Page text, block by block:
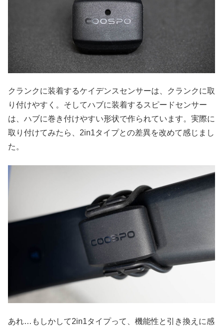
クランクに装着するケイデンスセンサーは、クランクに取
り付けやすく。そしてハブに装着するスピードセンサー
は、ハブに巻き付けやすい形状で作られています。実際に
取り付けてみたら、2in1タイプとの差異を改めて感じまし
た。
あれ…もしかして2in1タイプって、機能性と引き換えに感